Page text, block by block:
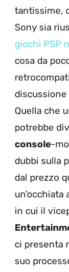
tantissime,
Sony sia
giochi PSP
cosa da
discussione
Quella che
potrebbe
console-
dubbi sulla
dal prezzo
un’occhiata
in cui il
ci presenta
suo